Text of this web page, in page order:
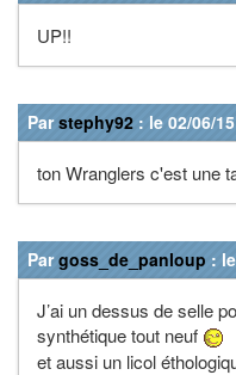
UP!!
Parstephy92 : le 02/06/
ton Wranglers c'est une
Pargoss_de_panloup :
J’ai un dessus de selle
synthétique tout neuf
et aussi un licol